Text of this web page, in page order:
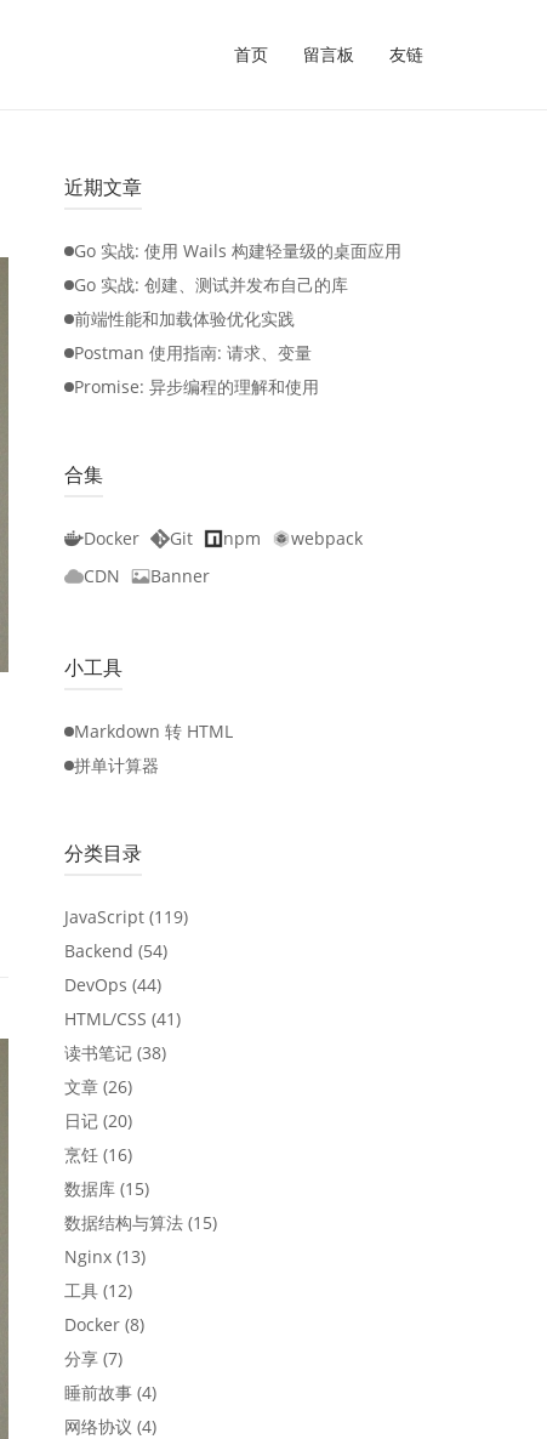
首页 留言板 友链
近期文章
Go 实战: 使用 Wails 构建轻量级的桌面应用
Go 实战: 创建、测试并发布自己的库
前端性能和加载体验优化实践
Postman 使用指南: 请求、变量
Promise: 异步编程的理解和使用
合集
Docker Git npm
webpack
CDN
Banner
小工具
Markdown 转 HTML
拼单计算器
分类目录
JavaScript(119)
Backend (54)
DevOps (44)
HTML/CSS (41)
读书笔记(38)
文章(26)
日记(20)
烹饪(16)
数据库(15)
数据结构与算法(15)
Nginx(13)
工具(12)
Docker(8)
分享(7)
睡前故事(4)
网络协议 (4)